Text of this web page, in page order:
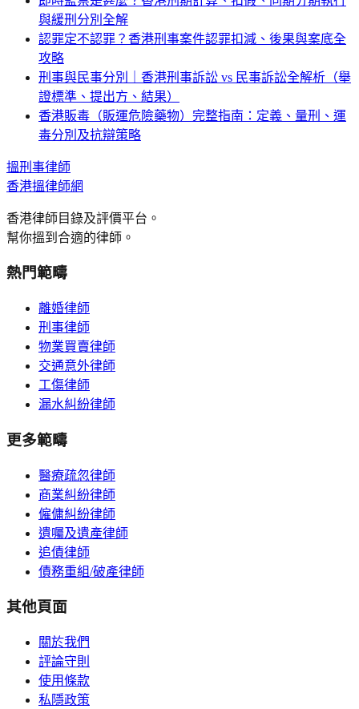
與緩刑分別全解
認罪定不認罪？香港刑事案件認罪扣減、後果與案底全
攻略
刑事與民事分別｜香港刑事訴訟 vs 民事訴訟全解析（舉
證標準、提出方、結果）
香港販毒（販運危險藥物）完整指南：定義、量刑、運
毒分別及抗辯策略
搵刑事律師
香港搵律師網
香港律師目錄及評價平台。
幫你搵到合適的律師。
熱門範疇
離婚律師
刑事律師
物業買賣律師
交通意外律師
工傷律師
漏水糾紛律師
更多範疇
醫療疏忽律師
商業糾紛律師
僱傭糾紛律師
遺囑及遺產律師
追債律師
債務重組/破產律師
其他頁面
關於我們
評論守則
使用條款
私隱政策